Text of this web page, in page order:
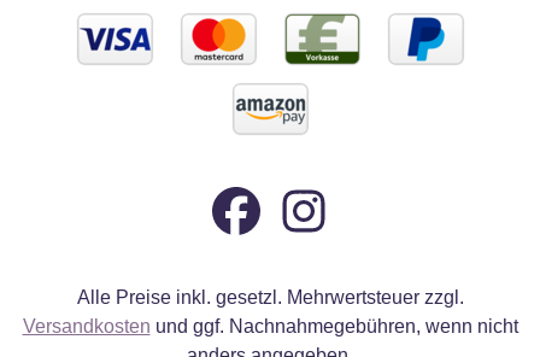
Alle Preise inkl. gesetzl. Mehrwertsteuer zzgl.
Versandkosten und ggf. Nachnahmegebühren, wenn nicht